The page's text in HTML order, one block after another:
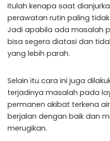
Itulah kenapa saat
perawatan rutin paling
Jadi apabila ada masalah
bisa segera diatasi dan
yang lebih parah.
Selain itu cara ini juga
terjadinya masalah pada
permanen akibat terkena
berjalan dengan baik dan
merugikan.